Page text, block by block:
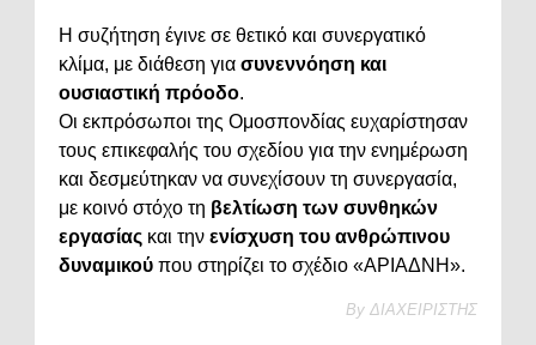
Η συζήτηση έγινε σε θετικό και συνεργατικό
κλίμα, με διάθεση για συνεννόηση και
ουσιαστική πρόοδο.
Οι εκπρόσωποι της Ομοσπονδίας ευχαρίστησαν
τους επικεφαλής του σχεδίου για την ενημέρωση
και δεσμεύτηκαν να συνεχίσουν τη συνεργασία,
με κοινό στόχο τη βελτίωση των συνθηκών
εργασίας και την ενίσχυση του ανθρώπινου
δυναμικού που στηρίζει το σχέδιο «ΑΡΙΑΔΝΗ».
By ΔΙΑΧΕΙΡΙΣΤΗΣ